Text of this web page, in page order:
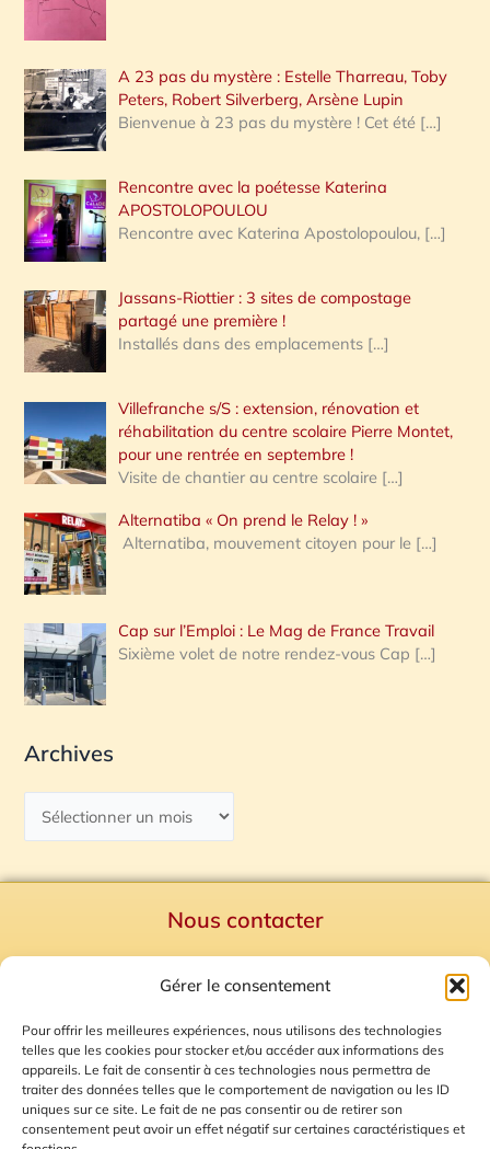
Gérer le consentement
Pour offrir les meilleures expériences, nous utilisons des technologies
telles que les cookies pour stocker et/ou accéder aux informations des
appareils. Le fait de consentir à ces technologies nous permettra de
traiter des données telles que le comportement de navigation ou les ID
uniques sur ce site. Le fait de ne pas consentir ou de retirer son
consentement peut avoir un effet négatif sur certaines caractéristiques et
A 23 pas du mystère : Estelle Tharreau, Toby
Peters, Robert Silverberg, Arsène Lupin
Bienvenue à 23 pas du mystère ! Cet été […]
Rencontre avec la poétesse Katerina
APOSTOLOPOULOU
Rencontre avec Katerina Apostolopoulou, […]
Jassans-Riottier : 3 sites de compostage
partagé une première !
Installés dans des emplacements […]
Villefranche s/S : extension, rénovation et
réhabilitation du centre scolaire Pierre Montet,
pour une rentrée en septembre !
Visite de chantier au centre scolaire […]
Alternatiba « On prend le Relay ! »
Alternatiba, mouvement citoyen pour le […]
Cap sur l’Emploi : Le Mag de France Travail
Sixième volet de notre rendez-vous Cap […]
Archives
Nous contacter
Mentions Légales
Plan du site
Gestion des Cookies